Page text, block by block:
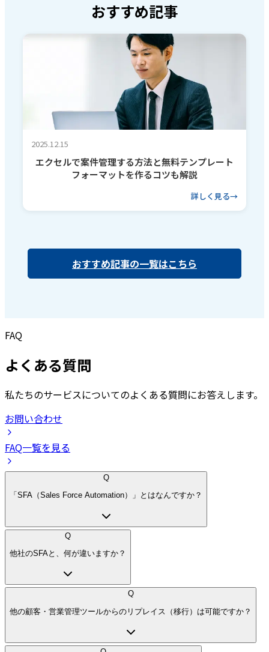
おすすめ記事
2025.12.15
エクセルで案件管理する方法と無料テンプレート
フォーマットを作るコツも解説
詳しく見る
おすすめ記事の一覧はこちら
FAQ
よくある質問
私たちのサービスについてのよくある質問にお答えします。
お問い合わせ
FAQ一覧を見る
Q
「SFA（Sales Force Automation）」とはなんですか？
Q
他社のSFAと、何が違いますか？
Q
他の顧客・営業管理ツールからのリプレイス（移行）は可能ですか？